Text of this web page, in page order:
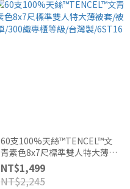
60支100%天絲™TENCEL™文
青素色8x7尺標準雙人特大薄被
套/被單/300織專櫃等級/台灣
製/6ST16
NT$1,499
NT$2,245